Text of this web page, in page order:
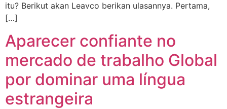
itu? Berikut akan Leavco berikan ulasannya. Pertama,
[…]
Aparecer confiante no
mercado de trabalho Global
por dominar uma língua
estrangeira